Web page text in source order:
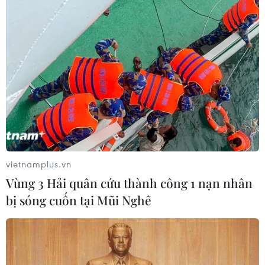
Sáp nhập Trường Đại học Văn hóa,
Thể thao và Du lịch Thanh Hóa vào
Trường Đại học Hồng Đức
08/08/2026 06:36
Hà Nội sắp xếp trường học - cuộc
chuyển đổi về tư duy quản trị giáo
dục
Bộ Giáo dục và Đào tạo
công bố Khung kế hoạch thời gian
07/08/2026 23:54
vietnamplus.vn
Vùng 3 Hải quân cứu thành công 1 nạn nhân
bị sóng cuốn tại Mũi Nghê